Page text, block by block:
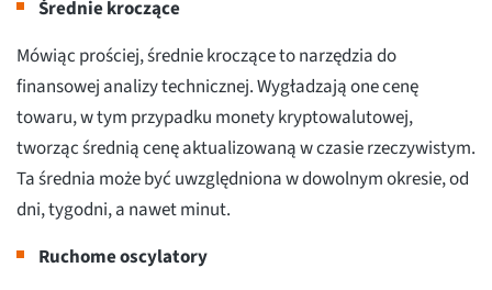
Średnie kroczące
Mówiąc prościej, średnie kroczące to narzędzia do
finansowej analizy technicznej. Wygładzają one cenę
towaru, w tym przypadku monety kryptowalutowej,
tworząc średnią cenę aktualizowaną w czasie rzeczywistym.
Ta średnia może być uwzględniona w dowolnym okresie, od
dni, tygodni, a nawet minut.
Ruchome oscylatory